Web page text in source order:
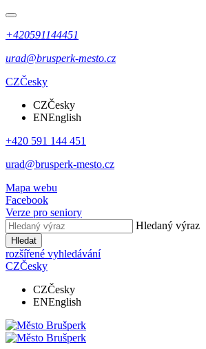
+420591144451
urad@brusperk-mesto.cz
CZČesky
CZČesky
ENEnglish
+420 591 144 451
urad@brusperk-mesto.cz
Mapa webu
Facebook
Verze pro seniory
Hledaný výraz
Hledat
rozšířené vyhledávání
CZČesky
CZČesky
ENEnglish